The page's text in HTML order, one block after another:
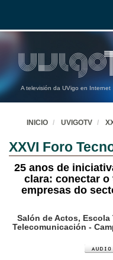
A televisión da UVigo en Internet
INICIO UVIGOTV
XXVI Foro
25 anos de
clara: conectar
empresas do
Salón de Actos,
Telecomunicación -